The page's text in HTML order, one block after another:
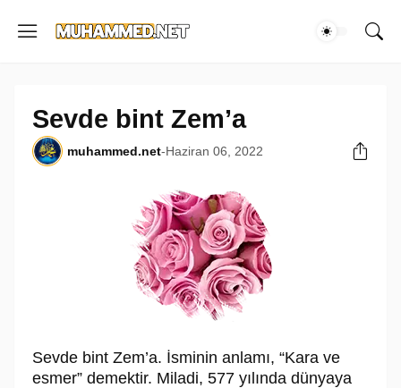
Sevde bint Zem’a
muhammed.net-Haziran 06, 2022
Sevde bint Zem’a. İsminin anlamı, “Kara ve
esmer” demektir. Miladi, 577 yılında dünyaya